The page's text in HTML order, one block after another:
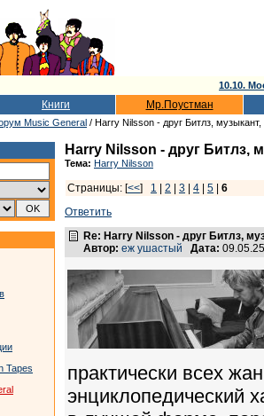
10.10.
Книги Мр.Поустман
Music General / Harry Nilsson - друг Битлз, музыкант,
Tapes
Harry Nilsson - друг Битлз,
Тема: Harry Nilsson
Страницы: [<<] 1 2 3 4 5
6
Ответить
Re: Harry Nilsson - друг Битлз,
Автор: еж ушастый Дата:
практически всех
энциклопедический